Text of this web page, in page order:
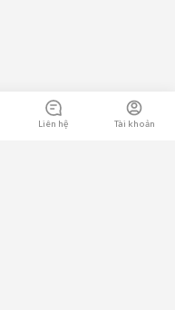
Liên hệ Tài khoản